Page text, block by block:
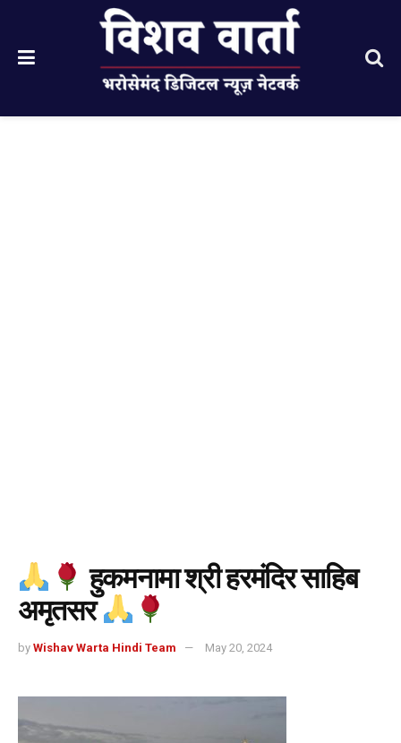
हुकमनामा श्री हरमंदिर साहिब
अमृतसर
by Wishav Warta Hindi Team May 20, 2024